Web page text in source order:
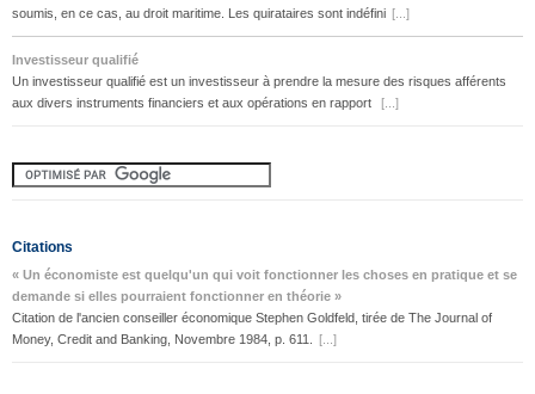
soumis, en ce cas, au droit maritime. Les quirataires sont indéfini [...]
Investisseur qualifié
Un investisseur qualifié est un investisseur à prendre la mesure des risques afférents
aux divers instruments financiers et aux opérations en rapport
[...]
Citations
« Un économiste est quelqu'un qui voit fonctionner les choses en pratique et se
demande si elles pourraient fonctionner en théorie »
Citation de l'ancien conseiller économique Stephen Goldfeld, tirée de The Journal of
Money, Credit and Banking, Novembre 1984, p. 611.
[...]